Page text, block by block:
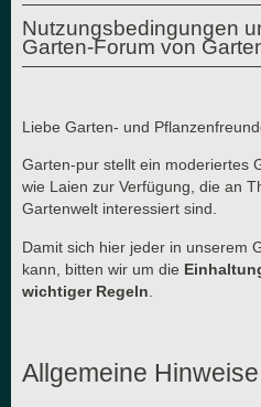
Nutzungsbedingungen
Garten-Forum von
Liebe Garten- und
Garten-pur stellt ein moderiertes
wie Laien zur Verfügung, die an
Gartenwelt interessiert sind.
Damit sich hier jeder in unserem
kann, bitten wir um die
wichtiger Regeln
Allgemeine